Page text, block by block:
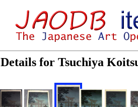
Details for Tsuchiya